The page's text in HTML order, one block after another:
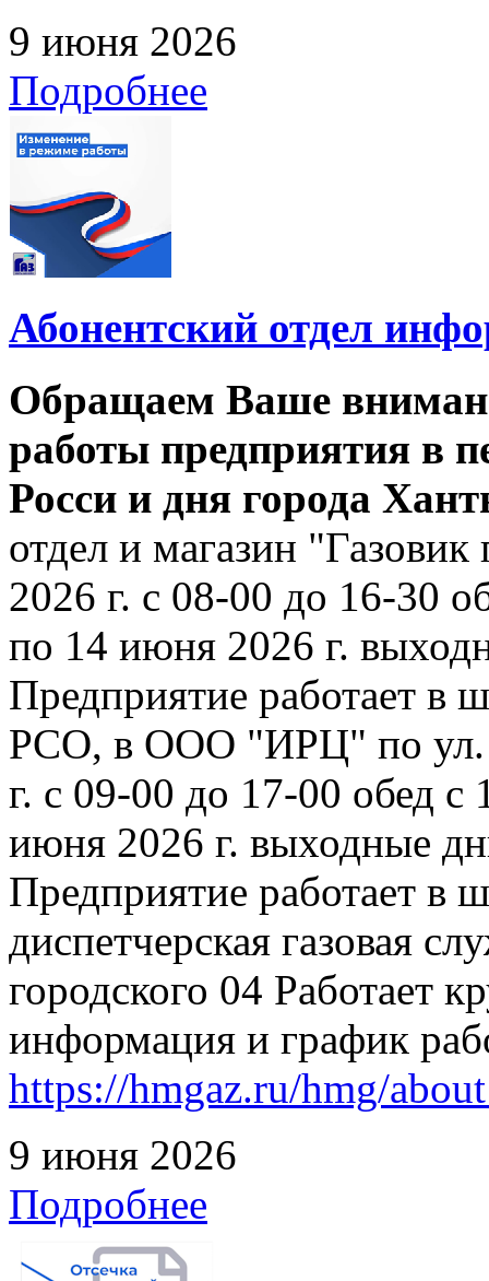
9 июня 2026
Подробнее
Абонентский отдел
Обращаем Ваше
работы предприятия в
Росси и дня города
отдел и магазин
2026 г. с 08-00 до 16-30
по 14 июня 2026 г.
Предприятие работает в
РСО, в ООО "ИРЦ" по ул.
г. с 09-00 до 17-00 обед
июня 2026 г. выходные
Предприятие работает в
диспетчерская газовая
городского 04 Работает
информация и график
https://hmgaz.ru/hmg/
9 июня 2026
Подробнее